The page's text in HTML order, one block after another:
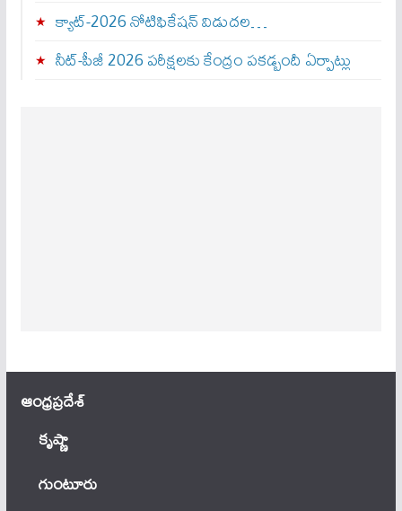
క్యాట్-2026 నోటిఫికేషన్ విడుదల…
నీట్-పీజీ 2026 పరీక్షలకు కేంద్రం పకడ్బందీ ఏర్పాట్లు
ఆంధ్ర‌ప్ర‌దేశ్
కృష్ణా
గుంటూరు